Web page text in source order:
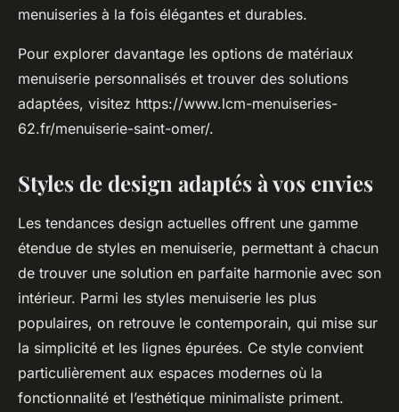
menuiseries à la fois élégantes et durables.
Pour explorer davantage les options de matériaux
menuiserie personnalisés et trouver des solutions
adaptées, visitez https://www.lcm-menuiseries-
62.fr/menuiserie-saint-omer/.
Styles de design adaptés à vos envies
Les tendances design actuelles offrent une gamme
étendue de styles en menuiserie, permettant à chacun
de trouver une solution en parfaite harmonie avec son
intérieur. Parmi les styles menuiserie les plus
populaires, on retrouve le contemporain, qui mise sur
la simplicité et les lignes épurées. Ce style convient
particulièrement aux espaces modernes où la
fonctionnalité et l’esthétique minimaliste priment.